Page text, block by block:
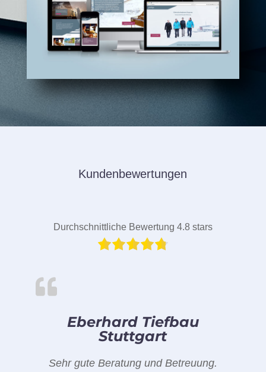
Kundenbewertungen
Durchschnittliche Bewertung 4.8 stars
Eberhard Tiefbau
Stuttgart
Sehr gute Beratung und Betreuung.